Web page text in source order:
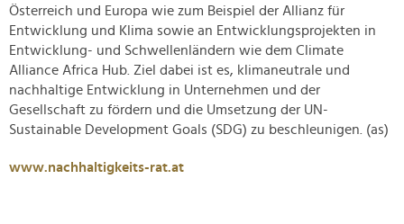
Österreich und Europa wie zum Beispiel der Allianz für
Entwicklung und Klima sowie an Entwicklungsprojekten in
Entwicklung- und Schwellenländern wie dem Climate
Alliance Africa Hub. Ziel dabei ist es, klimaneutrale und
nachhaltige Entwicklung in Unternehmen und der
Gesellschaft zu fördern und die Umsetzung der UN-
Sustainable Development Goals (SDG) zu beschleunigen. (as)
www.nachhaltigkeits-rat.at